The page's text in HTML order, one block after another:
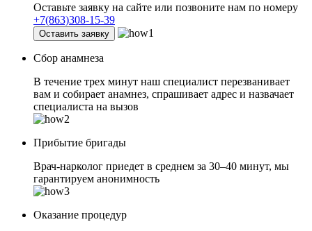
Оставьте заявку на сайте или позвоните нам по номеру
+7(863)308-15-39
Оставить заявку
Сбор анамнеза
В течение трех минут наш специалист перезванивает
вам и собирает анамнез, спрашивает адрес и назвачает
специалиста на вызов
Прибытие бригады
Врач-нарколог приедет в среднем за 30–40 минут, мы
гарантируем анонимность
Оказание процедур